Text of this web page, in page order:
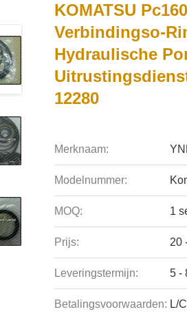
KOMATSU
Verbindingso-
Hydraulische
12280
Merknaam:
Modelnummer:
MOQ: 1
Prijs: 20
Leveringstermijn: 5 -
Betalingsvoorwaarden: L/